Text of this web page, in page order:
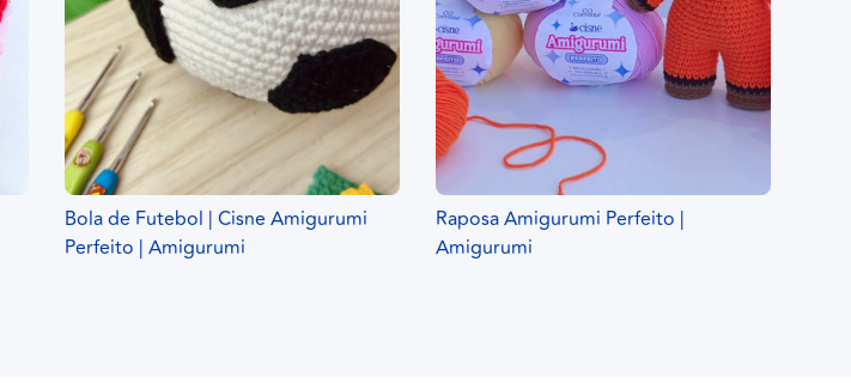
Bola de Futebol | Cisne Amigurumi
Perfeito | Amigurumi
Raposa Amigurumi Perfeito |
Amigurumi